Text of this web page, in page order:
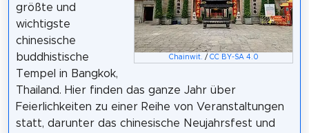
Chainwit. / CC BY-SA 4.0
größte und
wichtigste
chinesische
buddhistische
Tempel in Bangkok,
Thailand. Hier finden das ganze Jahr über
Feierlichkeiten zu einer Reihe von Veranstaltungen
statt, darunter das chinesische Neujahrsfest und